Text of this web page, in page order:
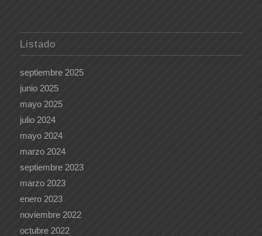
Listado
septiembre 2025
junio 2025
mayo 2025
julio 2024
mayo 2024
marzo 2024
septiembre 2023
marzo 2023
enero 2023
noviembre 2022
octubre 2022